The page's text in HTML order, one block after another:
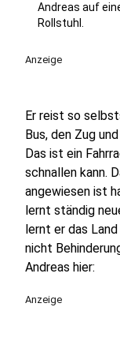
Andreas auf
Rollstuhl.
Anzeige
Er reist so
Bus, den Zug
Das ist ein
schnallen kann.
angewiesen ist
lernt ständig
lernt er das
nicht
Andreas hier:
Anzeige